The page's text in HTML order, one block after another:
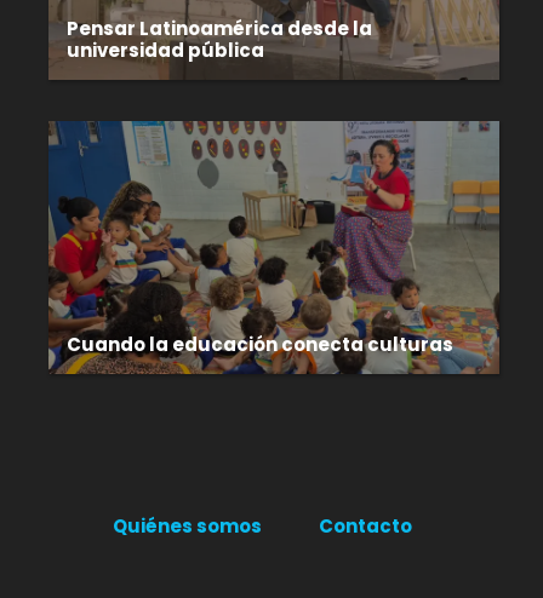
Pensar Latinoamérica desde la
universidad pública
Cuando la educación conecta culturas
Quiénes somos Contacto